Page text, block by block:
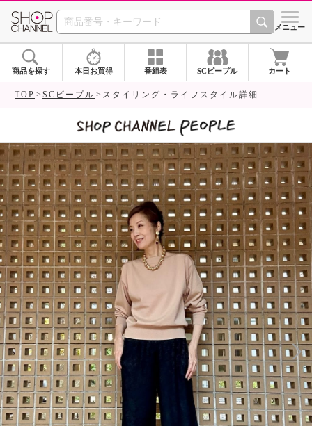
SHOP CHANNEL シメニュー
商品を探す 本日お買得 番組表 SCピープル カート
TOP SCピープル スタイリング・ライフスタイル詳細